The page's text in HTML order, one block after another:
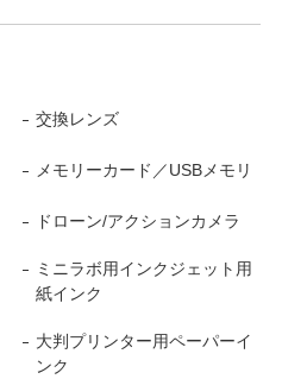
交換レンズ
メモリーカード／USBメモリ
ドローン/アクションカメラ
ミニラボ用インクジェット用
紙インク
大判プリンター用ペーパーイ
ンク